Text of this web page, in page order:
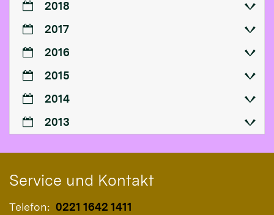
2018
2017
2016
2015
2014
2013
Service und Kontakt
Telefon: 0221 1642 1411